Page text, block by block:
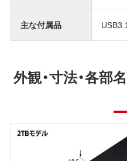
主な付属品
外観・寸法・各部